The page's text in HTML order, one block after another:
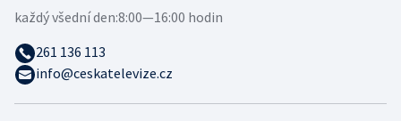
každý všední den:8:00—16:00 hodin
261 136 113
info@ceskatelevize.cz